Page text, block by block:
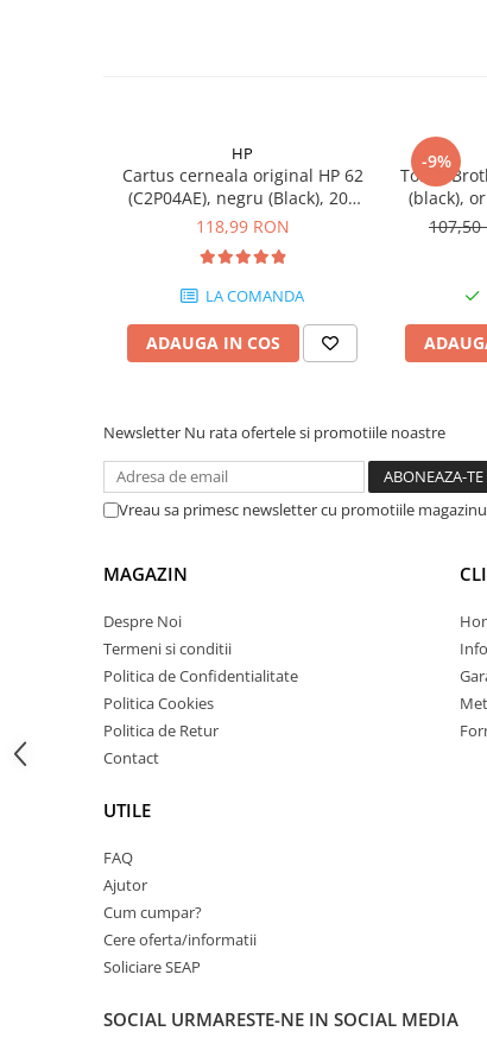
Monitoare LED
Accesorii monitoare
Hard disk-uri interne
Coolere CPU
Pasta termica
Placi video profesionale
SSD-uri externe
Hard disk-uri externe
Adaptoare PCI / PCIe
Periferice PC
HP
Cartus cerneala original HP 62
(C2P04AE), negru (Black), 200
pagini
118,99 RON
LA COMANDA
ADAUGA IN COS
-9%
Toner
(black),
Newsletter Nu rata ofertele si promotiile noastre
Vreau sa primesc newsletter cu promotiile
MAGAZIN
Despre Noi
Termeni si conditii
Politica de Confidentialitate
Politica Cookies
Politica de Retur
Contact
UTILE
FAQ
Ajutor
Cum cumpar?
Cere oferta/informatii
Soliciare SEAP
SOCIAL URMARESTE-NE IN SOCIAL MEDIA